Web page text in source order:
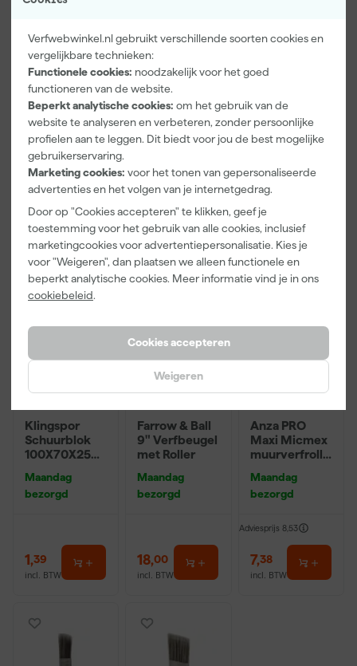
Verfwebwinkel.nl gebruikt verschillende soorten cookies en
vergelijkbare technieken:
Functionele cookies: noodzakelijk voor het goed
functioneren van de website.
Beperkt analytische cookies: om het gebruik van de
website te analyseren en verbeteren, zonder persoonlijke
profielen aan te leggen. Dit biedt voor jou de best mogelijke
gebruikerservaring.
Marketing cookies: voor het tonen van gepersonaliseerde
advertenties en het volgen van je internetgedrag.
Door op "Cookies accepteren" te klikken, geef je
toestemming voor het gebruik van alle cookies, inclusief
marketingcookies voor advertentiepersonalisatie. Kies je
voor "Weigeren", dan plaatsen we alleen functionele en
beperkt analytische cookies. Meer informatie vind je in ons
cookiebeleid.
Cookies accepteren
Weigeren
Paintura
Lucamax
Washi tape -
50mx24mm
Maandag
bezorgd
Adviesprijs 6,00
3,99
incl. BTW
Farrow & Ball
F&B
Kleurenwaaie
r
Maandag
bezorgd
22,00
incl. BTW
Go!Paint Roll
Verfbak -
12cm Roller -
0,5L + 5
Inzetbakken
Maandag
bezorgd
3,99
incl. BTW
Klingspor
Schuurblok
100X70X25m
P220
Maandag
bezorgd
1,39
incl. BTW
Farrow & Ball
9" Verfbeugel
met Roller
Maandag
bezorgd
18,00
incl. BTW
Anza PRO
Maxi Micmex
muurverfrolle
Maandag
bezorgd
Adviesprijs 8,53
7,38
incl. BTW